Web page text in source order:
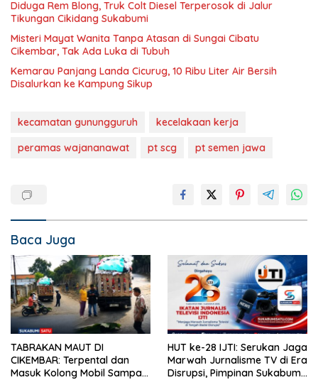
Diduga Rem Blong, Truk Colt Diesel Terperosok di Jalur
Tikungan Cikidang Sukabumi
Misteri Mayat Wanita Tanpa Atasan di Sungai Cibatu
Cikembar, Tak Ada Luka di Tubuh
Kemarau Panjang Landa Cicurug, 10 Ribu Liter Air Bersih
Disalurkan ke Kampung Sikup
kecamatan gunungguruh
kecelakaan kerja
peramas wajananawat
pt scg pt semen jawa
Baca Juga
TABRAKAN MAUT DI
CIKEMBAR: Terpental dan
Masuk Kolong Mobil Sampah,
HUT ke-28 IJTI: Serukan Jaga
Marwah Jurnalisme TV di Era
Disrupsi, Pimpinan Sukabumi